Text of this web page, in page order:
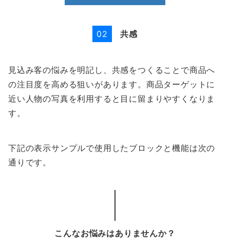
02 共感
見込み客の悩みを明記し、共感をつくることで商品へ
の注目度を高める狙いがあります。商品ターゲットに
近い人物の写真を利用すると目に留まりやすくなりま
す。
下記の表示サンプルで使用したブロックと機能は次の
通りです。
こんなお悩みはありませんか？